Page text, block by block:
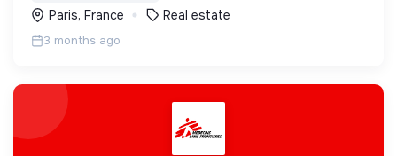
Paris, France
Real estate
3 months ago